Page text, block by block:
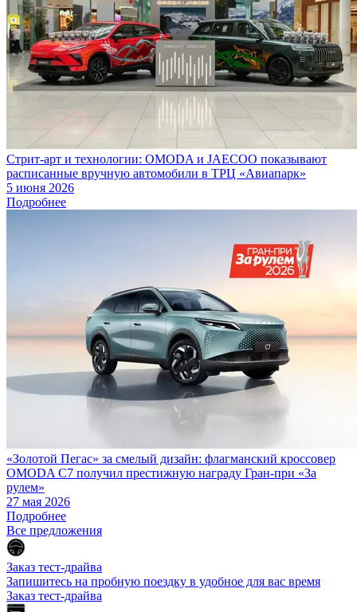
Стрит-арт и технологии: OMODA и JAECOO показывают
расписанные вручную автомобили в ТРЦ «Авиапарк»
5 июня 2026
Подробнее
«Золотой Пегас» за смелый дизайн: флагманский кроссовер
OMODA C7 получил престижную награду Гран-при «За
рулем»
27 мая 2026
Подробнее
Все предложения
Заказ тест-драйва
Запишитесь на пробную поездку в удобное для вас время
Заказ тест-драйва